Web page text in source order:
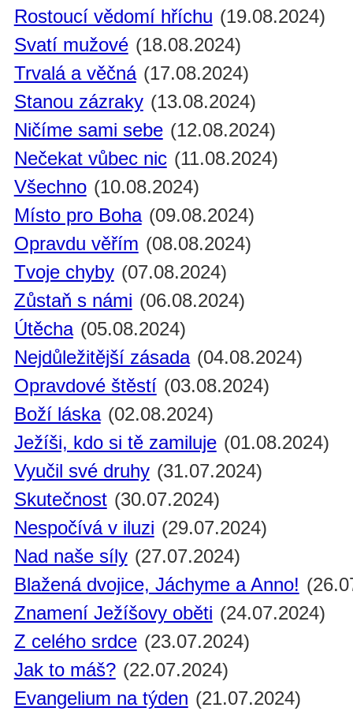
Rostoucí vědomí hříchu (19.08.2024)
Svatí mužové (18.08.2024)
Trvalá a věčná (17.08.2024)
Stanou zázraky (13.08.2024)
Ničíme sami sebe (12.08.2024)
Nečekat vůbec nic (11.08.2024)
Všechno (10.08.2024)
Místo pro Boha (09.08.2024)
Opravdu věřím (08.08.2024)
Tvoje chyby (07.08.2024)
Zůstaň s námi (06.08.2024)
Útěcha (05.08.2024)
Nejdůležitější zásada (04.08.2024)
Opravdové štěstí (03.08.2024)
Boží láska (02.08.2024)
Ježíši, kdo si tě zamiluje (01.08.2024)
Vyučil své druhy (31.07.2024)
Skutečnost (30.07.2024)
Nespočívá v iluzi (29.07.2024)
Nad naše síly (27.07.2024)
Blažená dvojice, Jáchyme a Anno!
Znamení Ježíšovy oběti (24.07.2024)
Z celého srdce (23.07.2024)
Jak to máš? (22.07.2024)
Evangelium na týden (21.07.2024)